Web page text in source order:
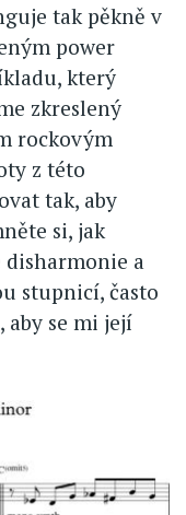
tak pěkně v
power
který
zkreslený
rockovým
z této
tak, aby
si, jak
a
stupnicí, často
aby se mi její